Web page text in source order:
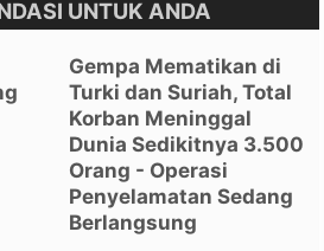
UNTUK ANDA
Gempa Mematikan di
Turki dan Suriah, Total
Korban Meninggal
Dunia Sedikitnya 3.500
Orang - Operasi
Penyelamatan Sedang
Berlangsung